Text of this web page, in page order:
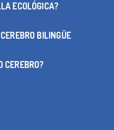
ECOLÓGICA?
BILINGÜE
CEREBRO?